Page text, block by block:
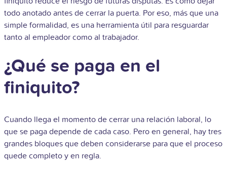
todo anotado antes de cerrar la puerta. Por eso, más que una
simple formalidad, es una herramienta útil para resguardar
tanto al empleador como al trabajador.
¿Qué se paga en el
finiquito?
Cuando llega el momento de cerrar una relación laboral, lo
que se paga depende de cada caso. Pero en general, hay tres
grandes bloques que deben considerarse para que el proceso
quede completo y en regla.